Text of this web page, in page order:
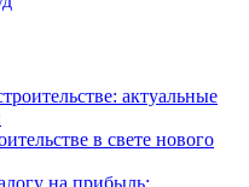
актуальные
в свете нового
на прибыль: